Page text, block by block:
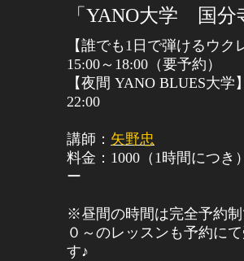
「YANO大学 国分
【誰でも 1 日で弾けるウ
15:00～ 18:00 （要予約）
【夜間 YANO BLUES大
22:00
講師： 矢野忠
料金： 1000 （ 1時間につき
ー
※昼間の時間は完全予約
０～のレッスンも予約に
す♪